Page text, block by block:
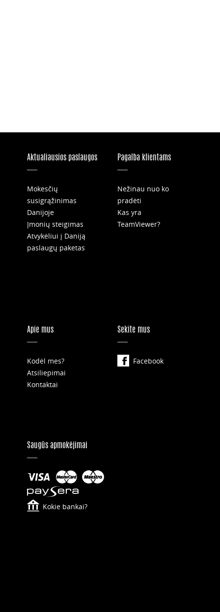
Aktualiausios paslaugos
Mokesčių
susigrąžinimas
Danijoje
Įmonių steigimas
Atvykėliui į Daniją
paslaugų paketas
Pagalba klientams
Nežinau nuo ko
pradėti
Kas yra
TeamViewer?
Apie mus
Kodėl mes?
Atsiliepimai
Kontaktai
Sekite mus
Facebook
Saugūs apmokėjimai
Kokie bankai?